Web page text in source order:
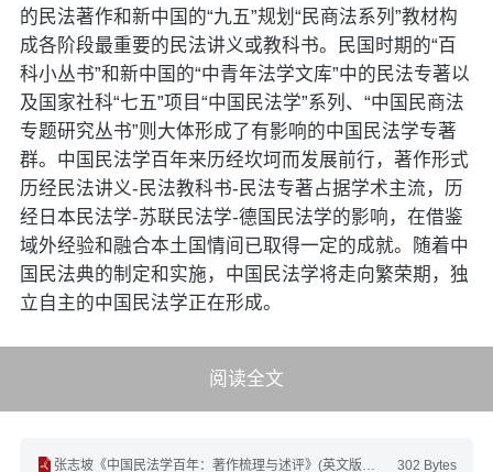
的民法著作和新中国的“九五”规划“民商法系列”教材构
成各阶段最重要的民法讲义或教科书。民国时期的“百
科小丛书”和新中国的“中青年法学文库”中的民法专著以
及国家社科“七五”项目“中国民法学”系列、“中国民商法
专题研究丛书”则大体形成了有影响的中国民法学专著
群。中国民法学百年来历经坎坷而发展前行，著作形式
历经民法讲义-民法教科书-民法专著占据学术主流，历
经日本民法学-苏联民法学-德国民法学的影响，在借鉴
域外经验和融合本土国情间已取得一定的成就。随着中
国民法典的制定和实施，中国民法学将走向繁荣期，独
立自主的中国民法学正在形成。
阅读全文
302 Bytes
张志坡《中国民法学百年：著作梳理与述评》(英文版).pdf